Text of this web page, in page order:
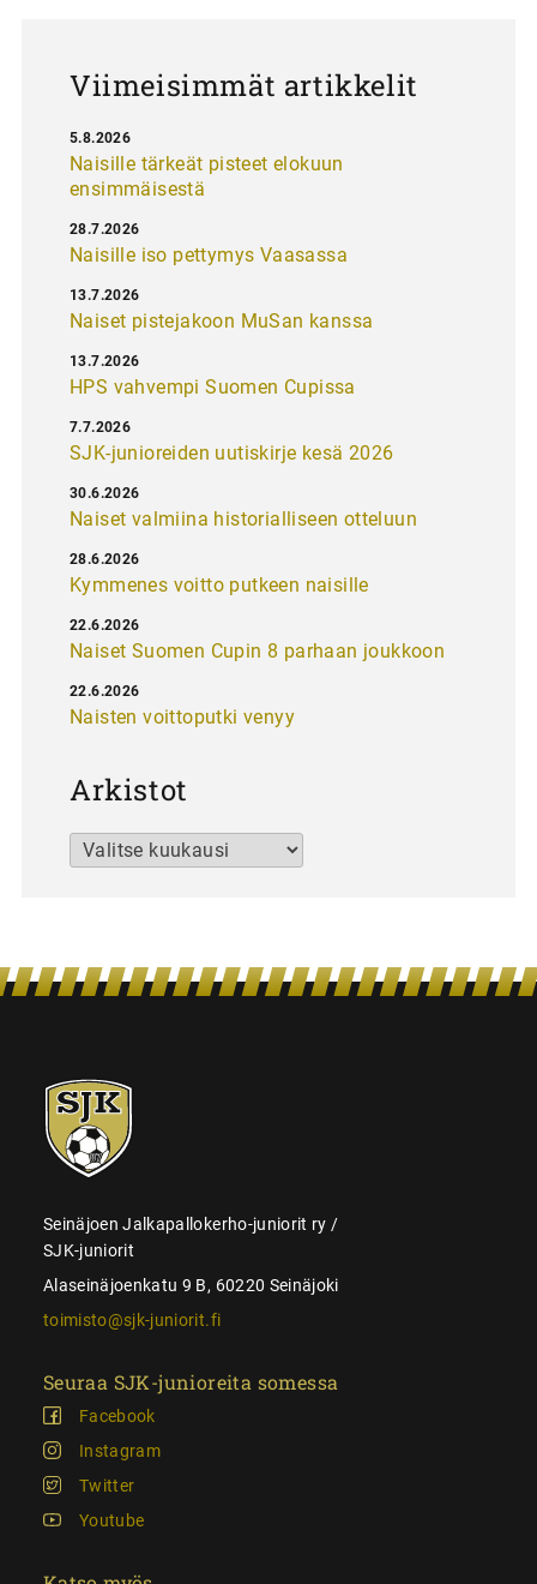
Viimeisimmät artikkelit
Naisille tärkeät pisteet elokuun
ensimmäisestä
5.8.2026
Naisille iso pettymys Vaasassa
28.7.2026
Naiset pistejakoon MuSan kanssa
13.7.2026
HPS vahvempi Suomen Cupissa
13.7.2026
SJK-junioreiden uutiskirje kesä 2026
7.7.2026
Naiset valmiina historialliseen otteluun
30.6.2026
Kymmenes voitto putkeen naisille
28.6.2026
Naiset Suomen Cupin 8 parhaan joukkoon
22.6.2026
Naisten voittoputki venyy
22.6.2026
Arkistot
Arkistot
SJK-
juniorit
Seinäjoen Jalkapallokerho-juniorit ry /
SJK-juniorit
Alaseinäjoenkatu 9 B, 60220 Seinäjoki
toimisto@sjk-juniorit.fi
Seuraa SJK-junioreita somessa
Facebook
Instagram
Twitter
Youtube